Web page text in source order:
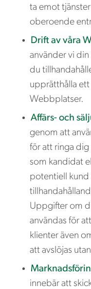
ta emot
oberoende
Drift av våra
använder vi
du
upprätthålla
Webbplatser.
Affärs- och
genom att
för att ringa
som kandidat
potentiell kund
Uppgifter om
användas för
klienter även
att avslöjas
innebär att